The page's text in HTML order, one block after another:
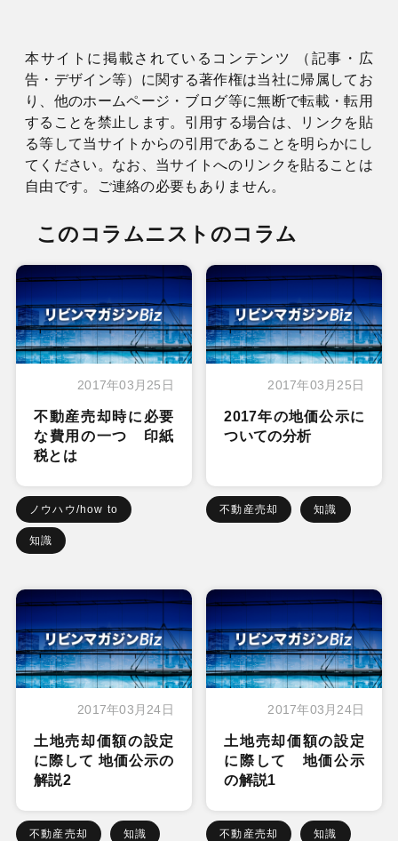
本サイトに掲載されているコンテンツ （記事・広
告・デザイン等）に関する著作権は当社に帰属してお
り、他のホームページ・ブログ等に無断で転載・転用
することを禁止します。引用する場合は、リンクを貼
る等して当サイトからの引用であることを明らかにし
てください。なお、当サイトへのリンクを貼ることは
自由です。ご連絡の必要もありません。
このコラムニストのコラム
2017年03月25日
不動産売却時に必要
な費用の一つ 印紙
税とは
ノウハウ/how to
知識
2017年03月25日
2017年の地価公示に
ついての分析
不動産売却 知識
2017年03月24日
土地売却価額の設定
に際して 地価公示の
解説2
不動産売却 知識
2017年03月24日
土地売却価額の設定
に際して 地価公示
の解説1
不動産売却 知識